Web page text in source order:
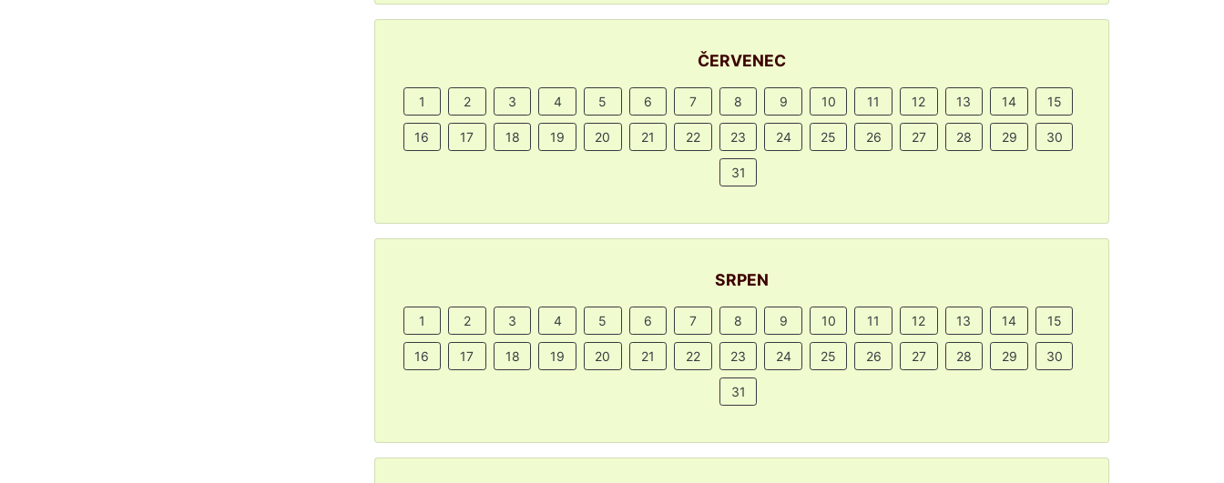
ČERVENEC
1 2 3 4 5 6 7 8 9 10 11 12 13 14 15
16 17 18 19 20 21 22 23 24 25 26 27 28 29 30
31
SRPEN
1 2 3 4 5 6 7 8 9 10 11 12 13 14 15
16 17 18 19 20 21 22 23 24 25 26 27 28 29 30
31